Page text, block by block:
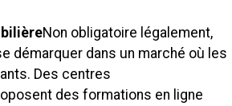
Non obligatoire légalement,
démarquer dans un marché où les
Des centres
des formations en ligne